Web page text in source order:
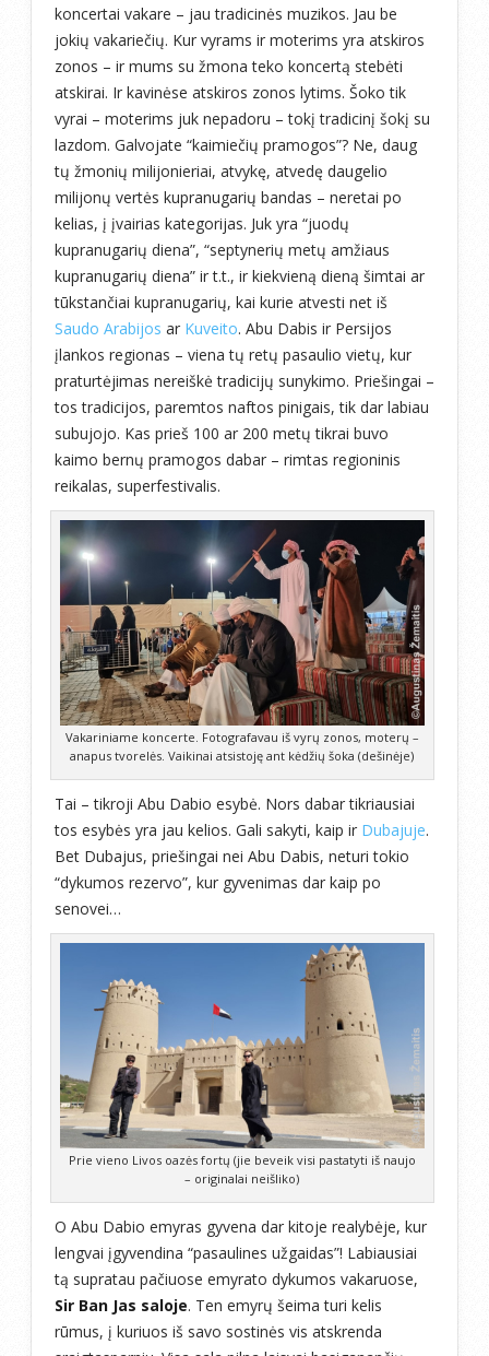
koncertai vakare – jau tradicinės muzikos. Jau be
jokių vakariečių. Kur vyrams ir moterims yra atskiros
zonos – ir mums su žmona teko koncertą stebėti
atskirai. Ir kavinėse atskiros zonos lytims. Šoko tik
vyrai – moterims juk nepadoru – tokį tradicinį šokį su
lazdom. Galvojate “kaimiečių pramogos”? Ne, daug
tų žmonių milijonieriai, atvykę, atvedę daugelio
milijonų vertės kupranugarių bandas – neretai po
kelias, į įvairias kategorijas. Juk yra “juodų
kupranugarių diena”, “septynerių metų amžiaus
kupranugarių diena” ir t.t., ir kiekvieną dieną šimtai ar
tūkstančiai kupranugarių, kai kurie atvesti net iš
Saudo Arabijos ar Kuveito. Abu Dabis ir Persijos
įlankos regionas – viena tų retų pasaulio vietų, kur
praturtėjimas nereiškė tradicijų sunykimo. Priešingai –
tos tradicijos, paremtos naftos pinigais, tik dar labiau
subujojo. Kas prieš 100 ar 200 metų tikrai buvo
kaimo bernų pramogos dabar – rimtas regioninis
reikalas, superfestivalis.
Vakariniame koncerte. Fotografavau iš vyrų zonos, moterų –
anapus tvorelės. Vaikinai atsistoję ant kėdžių šoka (dešinėje)
Tai – tikroji Abu Dabio esybė. Nors dabar tikriausiai
tos esybės yra jau kelios. Gali sakyti, kaip ir Dubajuje.
Bet Dubajus, priešingai nei Abu Dabis, neturi tokio
“dykumos rezervo”, kur gyvenimas dar kaip po
senovei…
Prie vieno Livos oazės fortų (jie beveik visi pastatyti iš naujo
– originalai neišliko)
O Abu Dabio emyras gyvena dar kitoje realybėje, kur
lengvai įgyvendina “pasaulines užgaidas”! Labiausiai
tą supratau pačiuose emyrato dykumos vakaruose,
Sir Ban Jas saloje. Ten emyrų šeima turi kelis
rūmus, į kuriuos iš savo sostinės vis atskrenda